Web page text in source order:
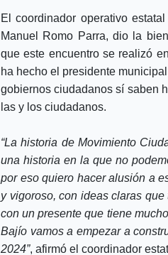
El coordinador operativo
Manuel Romo Parra, dio la
que este encuentro se realizó
ha hecho el presidente
gobiernos ciudadanos sí saben
las y los ciudadanos.
“La historia de Movimiento
una historia en la que no
por eso quiero hacer alusión a
y vigoroso, con ideas claras
con un presente que tiene
Bajío vamos a empezar a
2024”, afirmó el coordinador